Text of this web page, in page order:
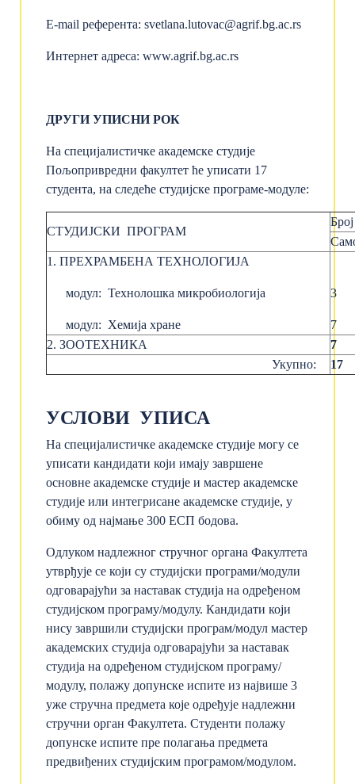
E-mail референта: svetlana.lutovac@agrif.bg.ac.rs
Интернет адреса: www.agrif.bg.ac.rs
ДРУГИ УПИСНИ РОК
На специјалистичке академске студије
Пољопривредни факултет ће уписати 17
студента, на следеће студијске програме-модуле:
СТУДИЈСКИ ПРОГРАМ
1. ПРЕХРАМБЕНА ТЕХНОЛОГИЈА
модул: Технолошка микробиологија
модул: Хемија хране
3
7
2. ЗООТЕХНИКА
7
Укупно:
17
УСЛОВИ УПИСА
На специјалистичке академске студије могу се
уписати кандидати који имају завршене
основне академске студије и мастер академске
студије или интегрисане академске студије, у
обиму од најмање 300 ЕСП бодова.
Одлуком надлежног стручног органа Факултета
утврђује се који су студијски програми/модули
одговарајући за наставак студија на одређеном
студијском програму/модулу. Кандидати који
нису завршили студијски програм/модул мастер
академских студија одговарајући за наставак
студија на одређеном студијском програму/
модулу, полажу допунске испите из највише 3
уже стручна предмета које одређује надлежни
стручни орган Факултета. Студенти полажу
допунске испите пре полагања предмета
предвиђених студијским програмом/модулом.